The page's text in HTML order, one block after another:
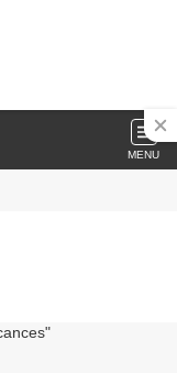
MENU